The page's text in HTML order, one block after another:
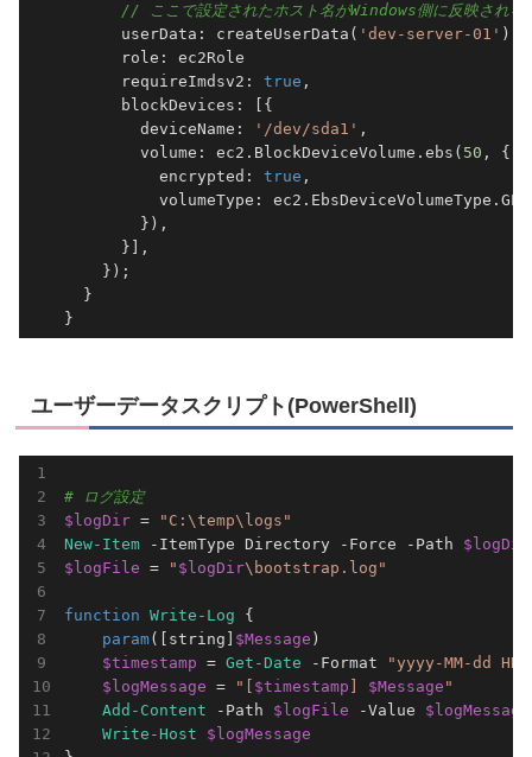
// ここで設定されたホスト名がWindows側に反映される
      userData: createUserData(
'dev-server-01'
      role: ec2Role
      requireImdsv2:
true ,
      blockDevices: [{
        deviceName:
'/dev/sda1' ,
        volume: ec2.BlockDeviceVolume.ebs(
50 , {
          encrypted:
true ,
volumeType:
        }),
      }],
    });
  }
ユーザーデータスクリプト(PowerShell)
# ログ設定
$logDir =
"C:\temp\logs"
New-Item -ItemType Directory -Force -Path $logDir
$logFile = " $logDir\bootstrap.log"
function Write-Log {
param([string] $Message )
$timestamp = Get-Date -Format
"yyyy-MM-dd
$logMessage = "[ $timestamp $Message "
Add-Content -Path $logFile -Value $logMessage
Write-Host
$logMessage